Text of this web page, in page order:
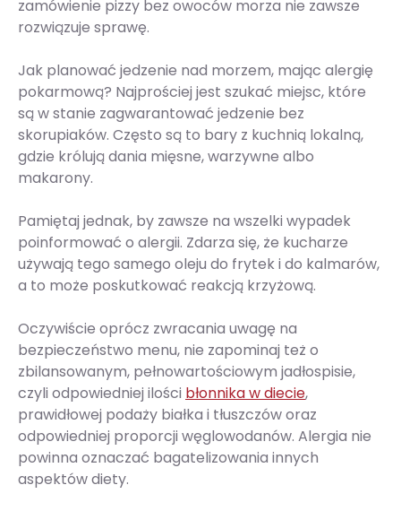
zamówienie pizzy bez owoców morza nie zawsze
rozwiązuje sprawę.
Jak planować jedzenie nad morzem, mając alergię
pokarmową? Najprościej jest szukać miejsc, które
są w stanie zagwarantować jedzenie bez
skorupiaków. Często są to bary z kuchnią lokalną,
gdzie królują dania mięsne, warzywne albo
makarony.
Pamiętaj jednak, by zawsze na wszelki wypadek
poinformować o alergii. Zdarza się, że kucharze
używają tego samego oleju do frytek i do kalmarów,
a to może poskutkować reakcją krzyżową.
Oczywiście oprócz zwracania uwagę na
bezpieczeństwo menu, nie zapominaj też o
zbilansowanym, pełnowartościowym jadłospisie,
czyli odpowiedniej ilości błonnika w diecie,
prawidłowej podaży białka i tłuszczów oraz
odpowiedniej proporcji węglowodanów. Alergia nie
powinna oznaczać bagatelizowania innych
aspektów diety.